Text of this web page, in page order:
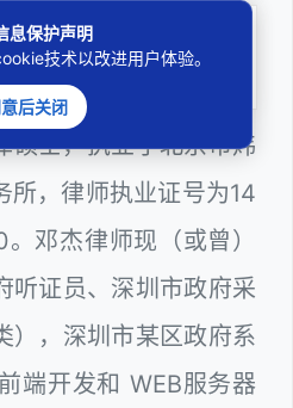
务实
合法权益
硕士，执业于北京市炜
所，律师执业证号为14
邓杰律师现（或曾）
听证员、深圳市政府采
），深圳市某区政府系
端开发和 WEB服务器
息保护声明
技术以改进用户体验。
后关闭